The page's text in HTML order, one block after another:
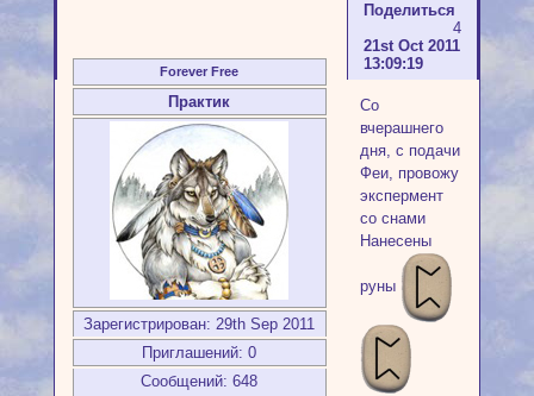
Поделиться
4
21st Oct 2011
13:09:19
Forever Free
Практик
Зарегистрирован: 29th Sep 2011
Приглашений: 0
Сообщений: 648
Со
вчерашнего
дня, с подачи
Феи, провожу
экспермент
со снами
Нанесены
руны